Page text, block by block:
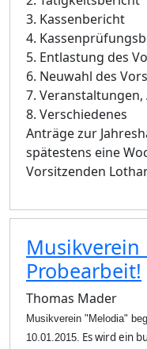
3. Kassenbericht
4.
5. Entlastung des
6. Neuwahl des
7.
8. Verschiedenes
Anträge zur
spätestens eine
Vorsitzenden
Probearbeit!
Thomas Mader
Musikverein "Melodia"
10.01.2015. Es wird ein